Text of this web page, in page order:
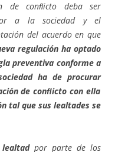
de conﬂicto deba ser
a la sociedad y el
del acuerdo en que
regulación ha optado
preventiva conforme a
ha de procurar
de conﬂicto con ella
tal que sus lealtades se
por parte de los